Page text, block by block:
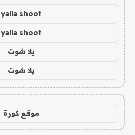
yalla shoot
yalla shoot
يلا شوت
يلا شوت
موقع كورة